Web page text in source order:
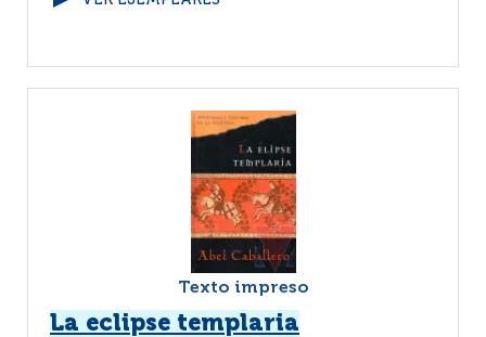
Texto impreso
La eclipse templaria